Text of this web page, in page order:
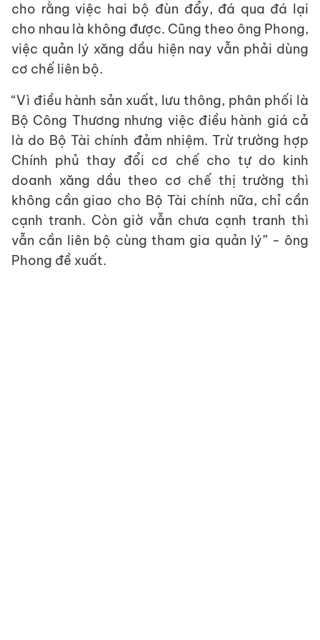
cho rằng việc hai bộ đùn đẩy, đá qua đá lại
cho nhau là không được. Cũng theo ông Phong,
việc quản lý xăng dầu hiện nay vẫn phải dùng
cơ chế liên bộ.
“Vì điều hành sản xuất, lưu thông, phân phối là
Bộ Công Thương nhưng việc điều hành giá cả
là do Bộ Tài chính đảm nhiệm. Trừ trường hợp
Chính phủ thay đổi cơ chế cho tự do kinh
doanh xăng dầu theo cơ chế thị trường thì
không cần giao cho Bộ Tài chính nữa, chỉ cần
cạnh tranh. Còn giờ vẫn chưa cạnh tranh thì
vẫn cần liên bộ cùng tham gia quản lý” - ông
Phong đề xuất.